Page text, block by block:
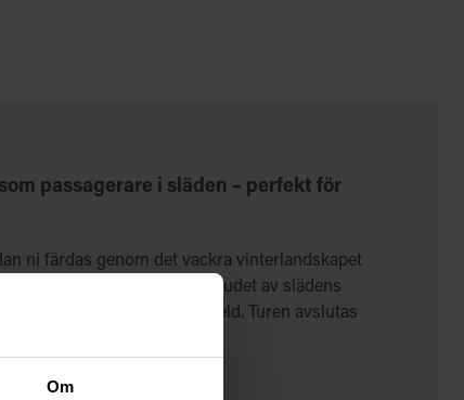
Om
passagerare i släden – perfekt för
ni färdas genom det vackra vinterlandskapet
är hundarnas andetag och ljudet av slädens
som serveras vid en öppen eld. Turen avslutas